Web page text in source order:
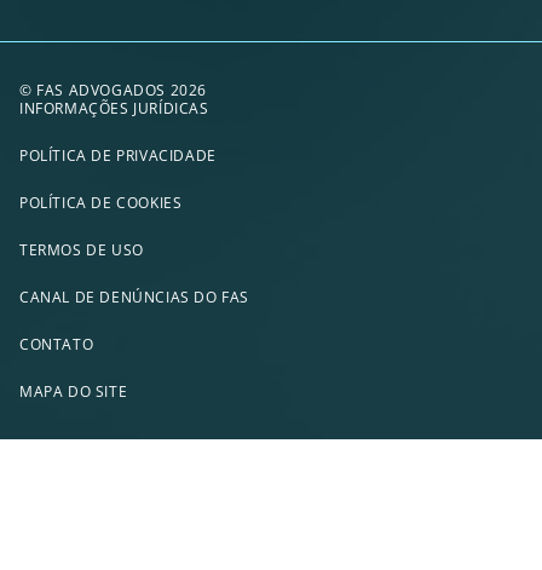
© FAS ADVOGADOS 2026
INFORMAÇÕES JURÍDICAS
POLÍTICA DE PRIVACIDADE
POLÍTICA DE COOKIES
TERMOS DE USO
CANAL DE DENÚNCIAS DO FAS
CONTATO
MAPA DO SITE